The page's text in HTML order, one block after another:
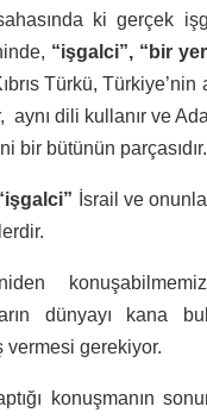
ki gerçek
“işgalci”, “bir
Türkü,
aynı dili kullanır ve
bir bütünün parçasıdır.
İsrail ve
dünyayı kana
vermesi gerekiyor.
konuşmanın